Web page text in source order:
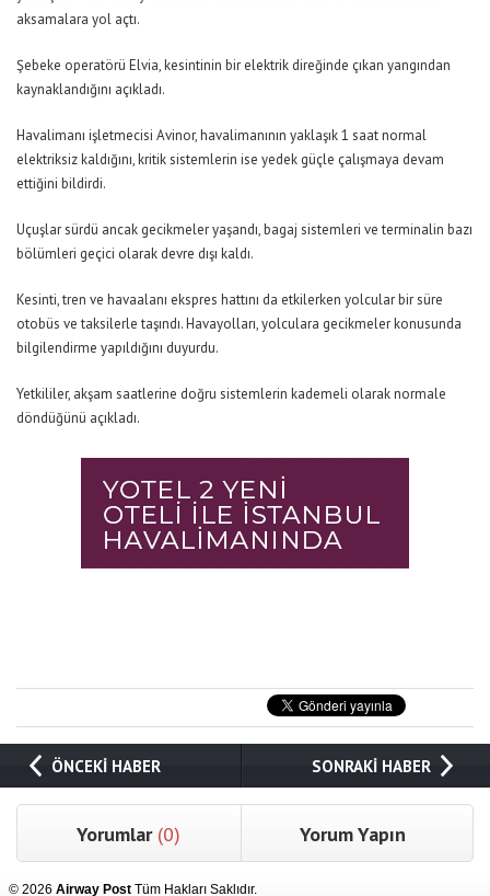
aksamalara yol açtı.
Şebeke operatörü Elvia, kesintinin bir elektrik direğinde çıkan yangından
kaynaklandığını açıkladı.
Havalimanı işletmecisi Avinor, havalimanının yaklaşık 1 saat normal
elektriksiz kaldığını, kritik sistemlerin ise yedek güçle çalışmaya devam
ettiğini bildirdi.
Uçuşlar sürdü ancak gecikmeler yaşandı, bagaj sistemleri ve terminalin bazı
bölümleri geçici olarak devre dışı kaldı.
Kesinti, tren ve havaalanı ekspres hattını da etkilerken yolcular bir süre
otobüs ve taksilerle taşındı. Havayolları, yolculara gecikmeler konusunda
bilgilendirme yapıldığını duyurdu.
Yetkililer, akşam saatlerine doğru sistemlerin kademeli olarak normale
döndüğünü açıkladı.
ÖNCEKİ HABER SONRAKİ HABER
Yorumlar (0) Yorum Yapın
© 2026 Airway Post Tüm Hakları Saklıdır.